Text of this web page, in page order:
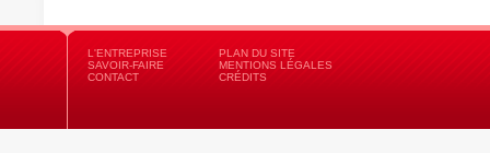
L'ENTREPRISE
SAVOIR-FAIRE
CONTACT
PLAN DU SITE
MENTIONS LÉGALES
CRÉDITS